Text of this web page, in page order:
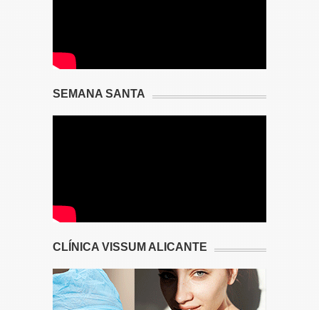
SEMANA SANTA
CLÍNICA VISSUM ALICANTE